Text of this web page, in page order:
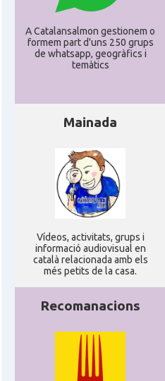
Casal
Casal
North
Acció
Acció
Acció Acció
Acció
Delegació
Delegació
A Catalansalmon gestionem o
formem part d'uns 250 grups
de whatsapp, geogràfics i
temàtics
Mainada
Ví­deos, activitats, grups i
informació audiovisual en
català relacionada amb els
més petits de la casa.
Recomanacions